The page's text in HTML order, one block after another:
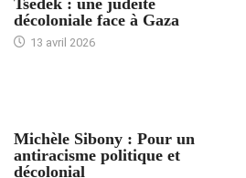
Tsedek : une judéité
décoloniale face à Gaza
13 avril 2026
Michèle Sibony : Pour un
antiracisme politique et
décolonial